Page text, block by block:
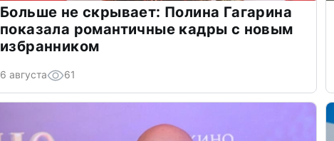
Больше не скрывает: Полина Гагарина
показала романтичные кадры с новым
избранником
6 августа 61